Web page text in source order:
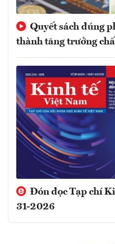
Quyết sách đúng
thành tăng trưởng
Đón đọc Tạp chí
31-2026